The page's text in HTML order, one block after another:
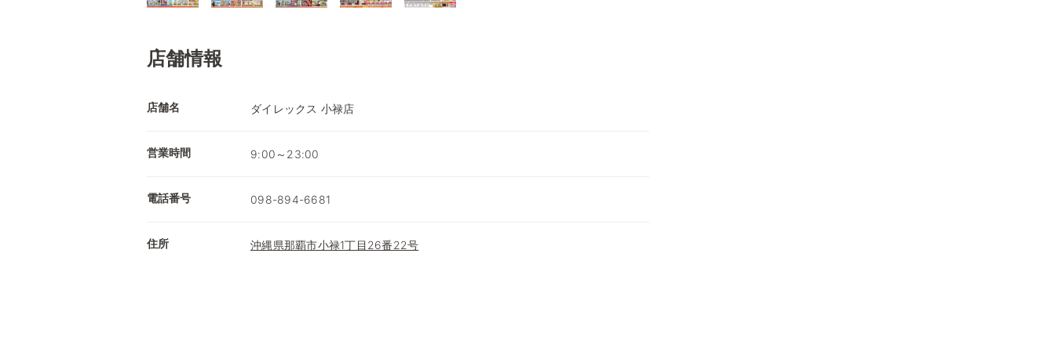
店舗情報
店舗名 ダイレックス 小禄店
営業時間 9:00～23:00
電話番号 098-894-6681
住所 沖縄県那覇市小禄1丁目26番22号